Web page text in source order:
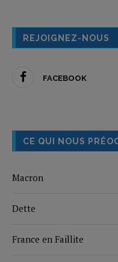
REJOIGNEZ-NOUS
FACEBOOK
CE QUI NOUS
Macron
Dette
France en Faillite